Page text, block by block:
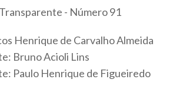
- Número 91
Henrique de Carvalho Almeida
Bruno Acioli Lins
Paulo Henrique de Figueiredo